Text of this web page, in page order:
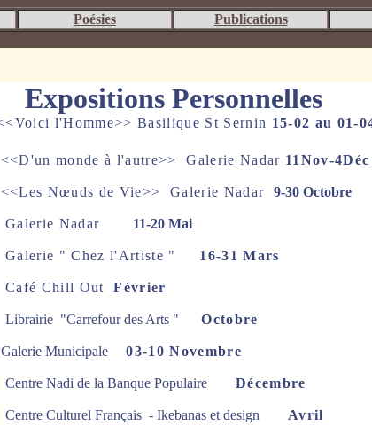
Poésies Publications
Expositions Personnelles
l'Homme>> Basilique St Sernin 15-02 au 01-
<<D'un monde à l'autre>> Galerie Nadar 11Nov-4Déc
<<Les Nœuds de Vie>> Galerie Nadar 9-30 Octobre
Galerie Nadar 11-20 Mai
Galerie " Chez l'Artiste " 16-31 Mars
Café Chill Out Février
Librairie "Carrefour des Arts " Octobre
Galerie Municipale 03-10 Novembre
Centre Nadi de la Banque Populaire Décembre
Centre Culturel Français - Ikebanas et design Avril